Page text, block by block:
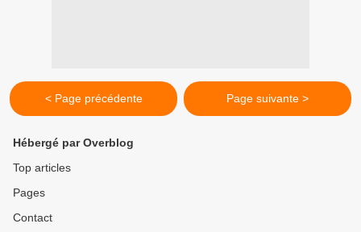
< Page précédente Page suivante >
Hébergé par Overblog
Top articles
Pages
Contact